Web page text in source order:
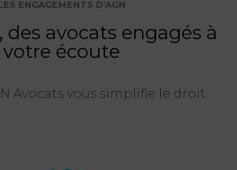
ENGAGEMENTS D’AGN
des avocats engagés à
votre écoute
Avocats vous simplifie le droit.